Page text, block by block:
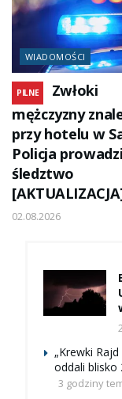
WIADOMOŚCI
PILNE
Zwłoki
mężczyzny
przy hotelu w
Policja prowadzi
śledztwo
02.08.2026
„Krewki
oddali blisko
3 godziny